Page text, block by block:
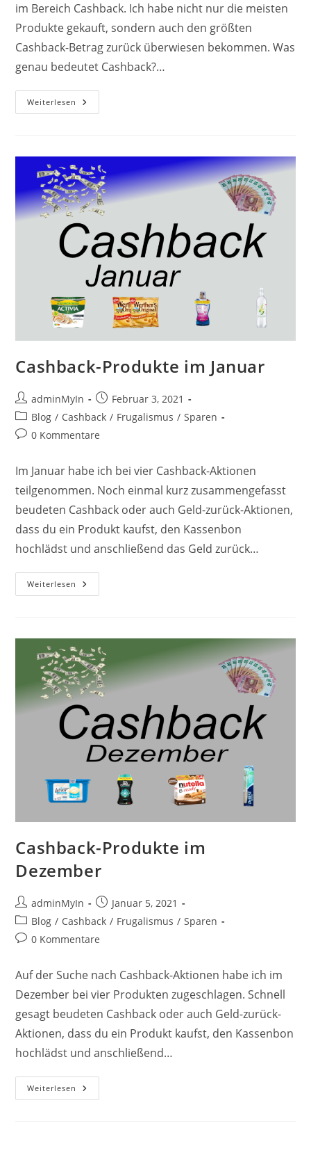
im Bereich Cashback. Ich habe nicht nur die meisten
Produkte gekauft, sondern auch den größten
Cashback-Betrag zurück überwiesen bekommen. Was
genau bedeutet Cashback?…
Weiterlesen Cashback-
Produkte
Cashback-Produkte im Januar
Beitrags-
Autor:
adminMyIn
Beitrag
veröffentlicht:
Februar 3, 2021
Beitrags-
Kategorie:
Blog / Cashback / Frugalismus / Sparen
Beitrags-
0 Kommentare
Im Januar habe ich bei vier Cashback-Aktionen
teilgenommen. Noch einmal kurz zusammengefasst
beudeten Cashback oder auch Geld-zurück-Aktionen,
dass du ein Produkt kaufst, den Kassenbon
hochlädst und anschließend das Geld zurück…
Weiterlesen Cashback-
Produkte
Cashback-Produkte im
Dezember
Beitrags-
Autor:
adminMyIn
Beitrag
veröffentlicht:
Januar 5, 2021
Beitrags-
Kategorie:
Blog / Cashback / Frugalismus / Sparen
Beitrags-
0 Kommentare
Auf der Suche nach Cashback-Aktionen habe ich im
Dezember bei vier Produkten zugeschlagen. Schnell
gesagt beudeten Cashback oder auch Geld-zurück-
Aktionen, dass du ein Produkt kaufst, den Kassenbon
hochlädst und anschließend…
Weiterlesen Cashback-
Produkte